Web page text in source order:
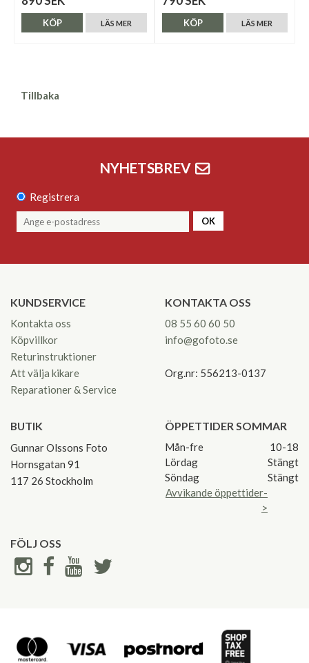
LÄS MER
KÖP LÄS MER
KÖP
Tillbaka
NYHETSBREV
Registrera
OK
KUNDSERVICE
Kontakta oss
Köpvillkor
Returinstruktioner
Att välja kikare
Reparationer & Service
KONTAKTA OSS
08 55 60 60 50
info@gofoto.se
Org.nr: 556213-0137
BUTIK
Gunnar Olssons Foto
Hornsgatan 91
117 26 Stockholm
ÖPPETTIDER SOMMAR
Mån-fre
10-18
Lördag
Stängt
Söndag
Stängt
Avvikande öppettider-
>
FÖLJ OSS